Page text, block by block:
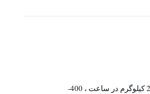
120-150 کیلوگرم در ساعت ، 200-250 کیلوگرم در ساعت ، 400-